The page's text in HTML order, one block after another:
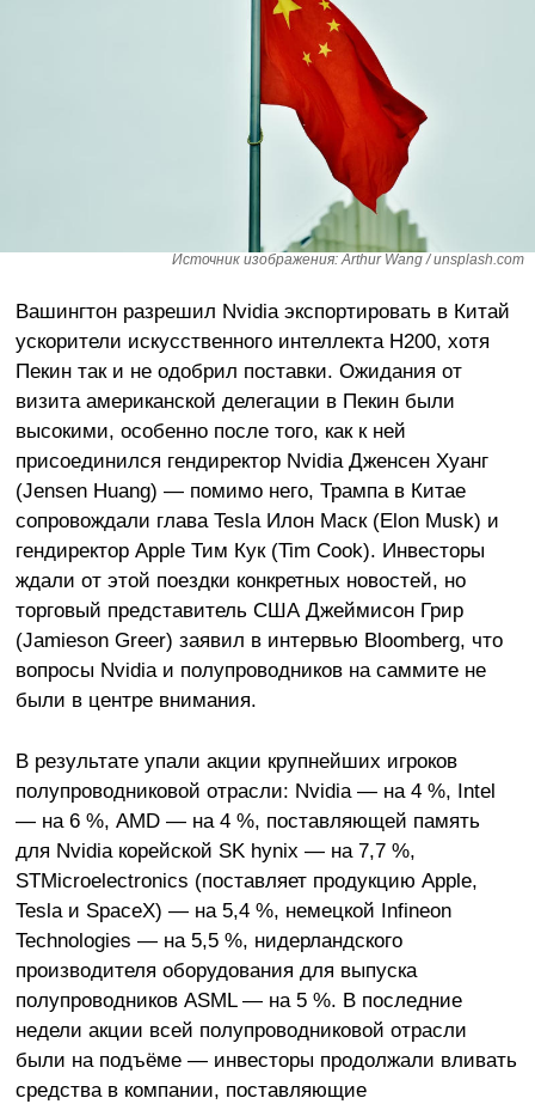
Источник изображения: Arthur Wang / unsplash.com
Вашингтон разрешил Nvidia экспортировать в Китай
ускорители искусственного интеллекта H200, хотя
Пекин так и не одобрил поставки. Ожидания от
визита американской делегации в Пекин были
высокими, особенно после того, как к ней
присоединился гендиректор Nvidia Дженсен Хуанг
(Jensen Huang) — помимо него, Трампа в Китае
сопровождали глава Tesla Илон Маск (Elon Musk) и
гендиректор Apple Тим Кук (Tim Cook). Инвесторы
ждали от этой поездки конкретных новостей, но
торговый представитель США Джеймисон Грир
(Jamieson Greer) заявил в интервью Bloomberg, что
вопросы Nvidia и полупроводников на саммите не
были в центре внимания.
В результате упали акции крупнейших игроков
полупроводниковой отрасли: Nvidia — на 4 %, Intel
— на 6 %, AMD — на 4 %, поставляющей память
для Nvidia корейской SK hynix — на 7,7 %,
STMicroelectronics (поставляет продукцию Apple,
Tesla и SpaceX) — на 5,4 %, немецкой Infineon
Technologies — на 5,5 %, нидерландского
производителя оборудования для выпуска
полупроводников ASML — на 5 %. В последние
недели акции всей полупроводниковой отрасли
были на подъёме — инвесторы продолжали вливать
средства в компании, поставляющие